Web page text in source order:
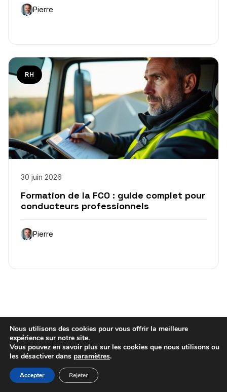
Pierre
RH
30 juin 2026
Formation de la FCO : guide complet pour
conducteurs professionnels
Pierre
Articles récents
Quelle est la durée de validité du CACES ?
Nous utilisons des cookies pour vous offrir la meilleure
expérience sur notre site.
Vous pouvez en savoir plus sur les cookies que nous utilisons ou
les désactiver dans paramètres.
Accepter Rejeter